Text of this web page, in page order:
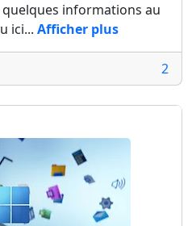
quelques informations au
ici... Afficher plus
2